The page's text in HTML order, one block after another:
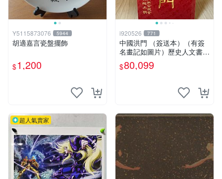
Y5115873076 5944
胡適嘉言瓷盤擺飾
$1,200
i920526 771
中國洪門 （簽送本）（有簽
名畫記如圖片）歷史人文書籍
早期書 中國洪門聯合總會 二
手書
$80,099
超人氣賣家